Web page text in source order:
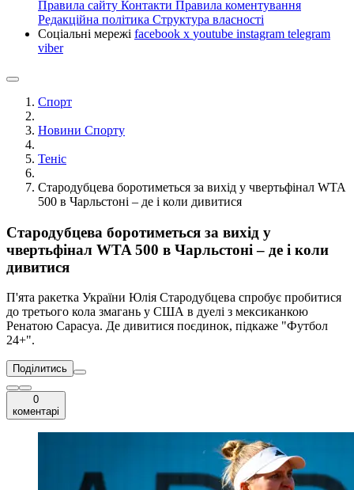
Правила сайту Контакти Правила коментування
Редакційна політика Структура власності
Соціальні мережі facebook x youtube instagram telegram
viber
Спорт
Новини Спорту
Теніс
Стародубцева боротиметься за вихід у чвертьфінал WTA
500 в Чарльстоні – де і коли дивитися
Стародубцева боротиметься за вихід у
чвертьфінал WTA 500 в Чарльстоні – де і коли
дивитися
П'ята ракетка України Юлія Стародубцева спробує пробитися
до третього кола змагань у США в дуелі з мексиканкою
Ренатою Сарасуа. Де дивитися поєдинок, підкаже "Футбол
24+".
Поділитись
0
коментарі